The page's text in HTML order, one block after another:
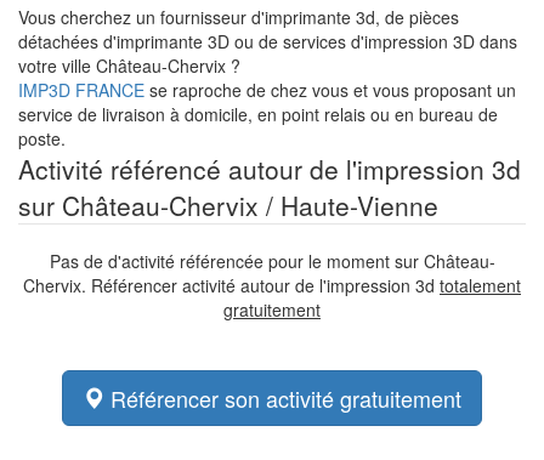
Vous cherchez un fournisseur d'imprimante 3d, de pièces
détachées d'imprimante 3D ou de services d'impression 3D dans
votre ville Château-Chervix ?
IMP3D FRANCE se raproche de chez vous et vous proposant un
service de livraison à domicile, en point relais ou en bureau de
poste.
Activité référencé autour de l'impression 3d
sur Château-Chervix / Haute-Vienne
Pas de d'activité référencée pour le moment sur Château-
Chervix. Référencer activité autour de l'impression 3d totalement
gratuitement
Référencer son activité gratuitement